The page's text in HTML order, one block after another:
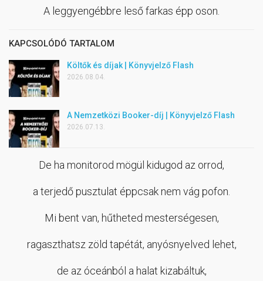
A leggyengébbre leső farkas épp oson.
KAPCSOLÓDÓ TARTALOM
Költők és díjak | Könyvjelző Flash
2026.08.04.
A Nemzetközi Booker-díj | Könyvjelző Flash
2026.07.13.
De ha monitorod mögül kidugod az orrod,
a terjedő pusztulat éppcsak nem vág pofon.
Mi bent van, hűtheted mesterségesen,
ragaszthatsz zöld tapétát, anyósnyelved lehet,
de az óceánból a halat kizabáltuk,